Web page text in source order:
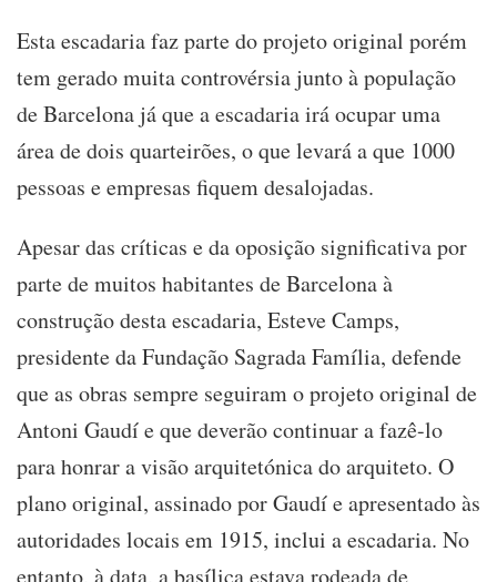
Esta escadaria faz parte do projeto original porém
tem gerado muita controvérsia junto à população
de Barcelona já que a escadaria irá ocupar uma
área de dois quarteirões, o que levará a que 1000
pessoas e empresas fiquem desalojadas.
Apesar das críticas e da oposição significativa por
parte de muitos habitantes de Barcelona à
construção desta escadaria, Esteve Camps,
presidente da Fundação Sagrada Família, defende
que as obras sempre seguiram o projeto original de
Antoni Gaudí e que deverão continuar a fazê-lo
para honrar a visão arquitetónica do arquiteto. O
plano original, assinado por Gaudí e apresentado às
autoridades locais em 1915, inclui a escadaria. No
entanto, à data, a basílica estava rodeada de